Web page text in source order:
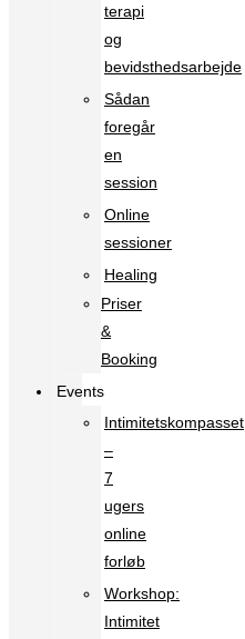
terapi
og
bevidsthedsarbejde
Sådan
foregår
en
session
Online
sessioner
Healing
Priser
&
Booking
Events
Intimitetskompasset
–
7
ugers
online
forløb
Workshop:
Intimitet